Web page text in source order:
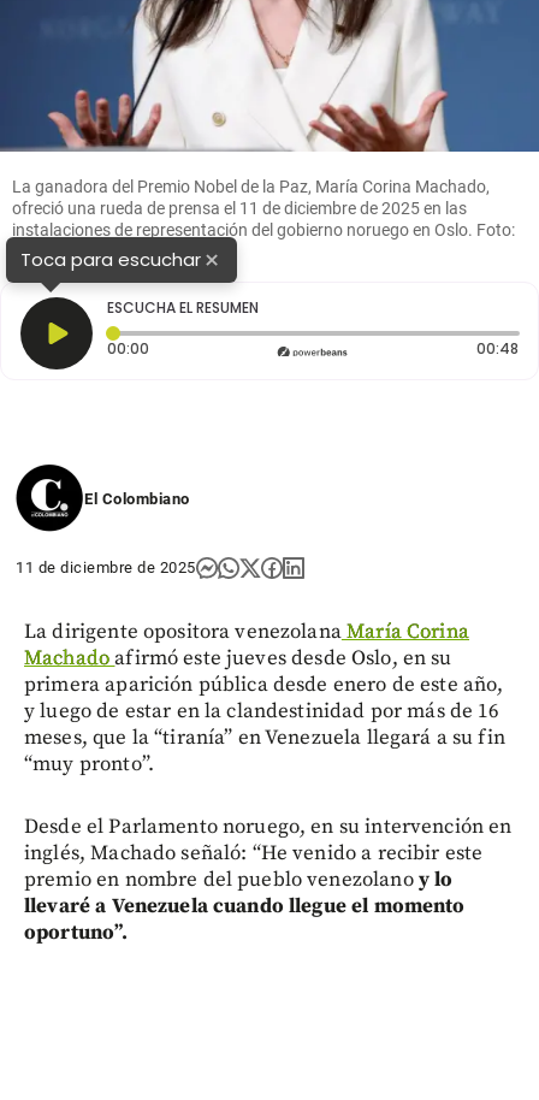
La ganadora del Premio Nobel de la Paz, María Corina Machado,
ofreció una rueda de prensa el 11 de diciembre de 2025 en las
instalaciones de representación del gobierno noruego en Oslo. Foto:
AFP
Toca para escuchar×
ESCUCHA EL RESUMEN
00:00 Tiempo transcurrido: 0 segundos 00:48
El Colombiano
11 de diciembre de 2025
La dirigente opositora venezolanaMaría Corina
Machadoafirmó este jueves desde Oslo, en su
primera aparición pública desde enero de este año,
y luego de estar en la clandestinidad por más de 16
meses, que la “tiranía” en Venezuela llegará a su fin
“muy pronto”.
Desde el Parlamento noruego, en su intervención en
inglés, Machado señaló: “He venido a recibir este
premio en nombre del pueblo venezolanoy lo
llevaré a Venezuela cuando llegue el momento
oportuno”.